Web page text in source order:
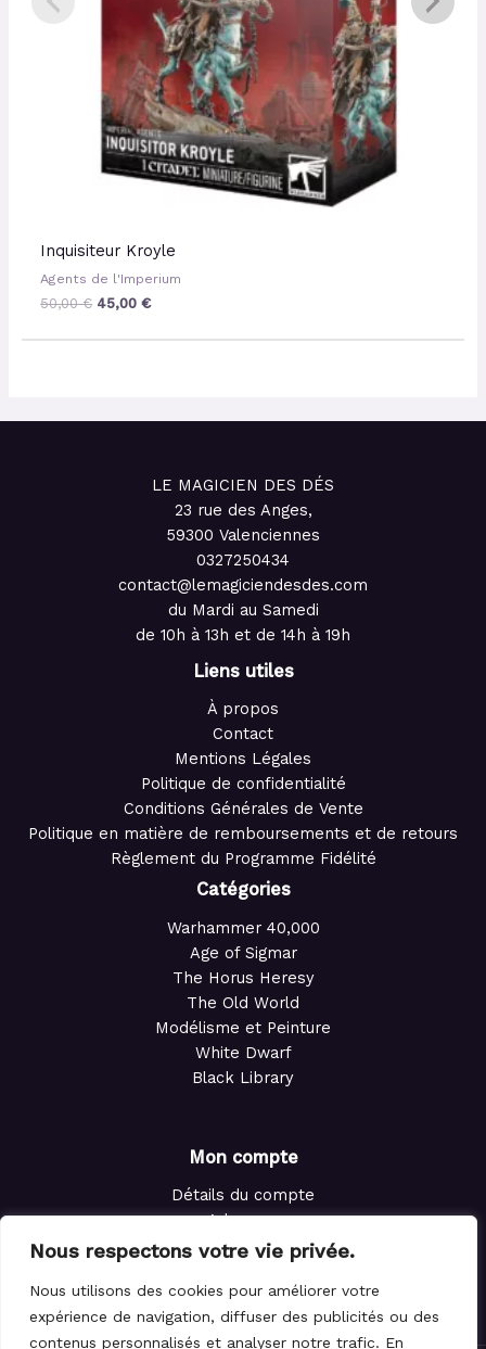
Nous respectons votre vie privée.
Nous utilisons des cookies pour améliorer votre
expérience de navigation, diffuser des publicités ou des
contenus personnalisés et analyser notre trafic. En
Inquisiteur Kroyle
Agents de l'Imperium
50,00€ 45,00€
LE MAGICIEN DES DÉS
23 rue des Anges,
59300 Valenciennes
0327250434
contact@lemagiciendesdes.com
du Mardi au Samedi
de 10h à 13h et de 14h à 19h
Liens utiles
À propos
Contact
Mentions Légales
Politique de confidentialité
Conditions Générales de Vente
Politique en matière de remboursements et de retours
Règlement du Programme Fidélité
Catégories
Warhammer 40,000
Age of Sigmar
The Horus Heresy
The Old World
Modélisme et Peinture
White Dwarf
Black Library
Mon compte
Détails du compte
Adresses
Commandes
Panier